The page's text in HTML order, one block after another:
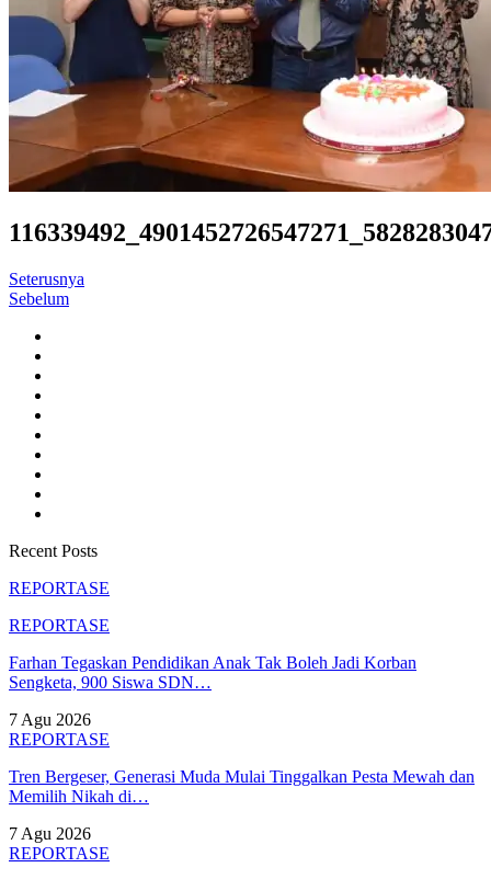
Seterusnya
Sebelum
Recent Posts
REPORTASE
REPORTASE
Farhan Tegaskan Pendidikan Anak Tak Boleh Jadi Korban
Sengketa, 900 Siswa SDN…
7 Agu 2026
REPORTASE
Tren Bergeser, Generasi Muda Mulai Tinggalkan Pesta Mewah dan
Memilih Nikah di…
7 Agu 2026
REPORTASE